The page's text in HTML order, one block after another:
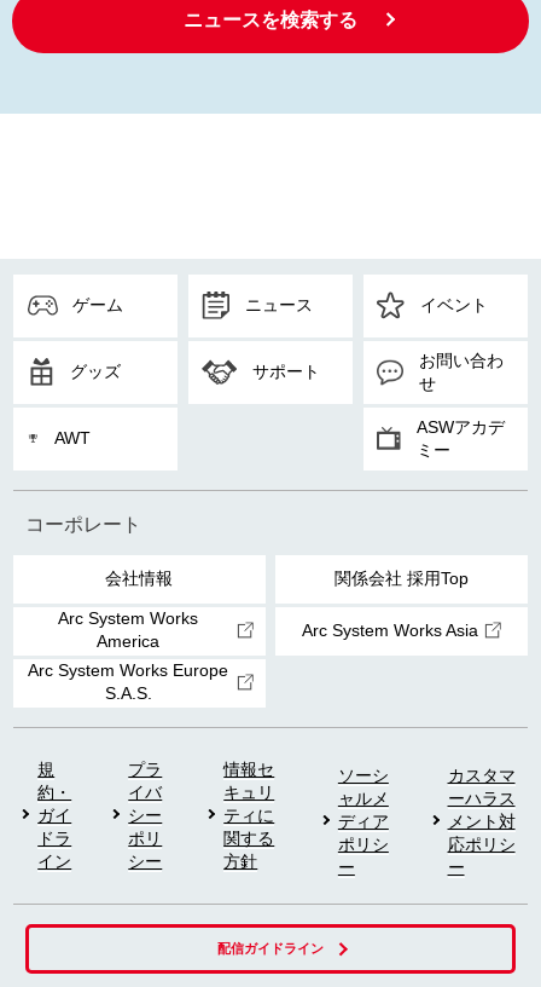
ニュースを検索する
ゲーム ニュース イベント
グッズ サポート
お問い合わ
せ
AWT
ASWアカデ
ミー
コーポレート
会社情報 関係会社 採用Top
Arc System Works
America
Arc System Works Asia
Arc System Works Europe
S.A.S.
規
約・
ガイ
ドラ
イン
プラ
イバ
シー
ポリ
シー
情報セ
キュリ
ティに
関する
方針
ソーシ
ャルメ
ディア
ポリシ
ー
カスタマ
ーハラス
メント対
応ポリシ
ー
配信ガイドライン